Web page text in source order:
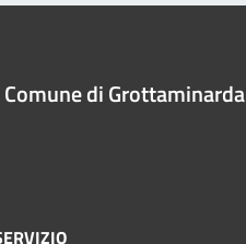
Comune di Grottaminarda